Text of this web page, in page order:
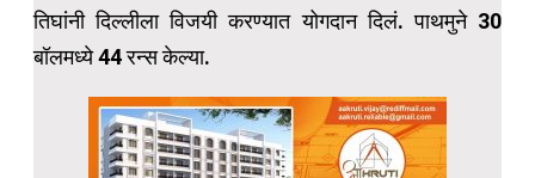
तिघांनी दिल्लीला विजयी करण्यात योगदान दिलं. पाथमुने 30
बॉलमध्ये 44 रन्स केल्या.